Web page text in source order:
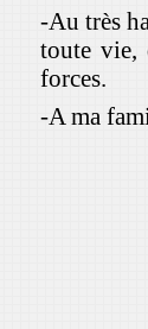
-Au très
toute vie,
forces.
-A ma